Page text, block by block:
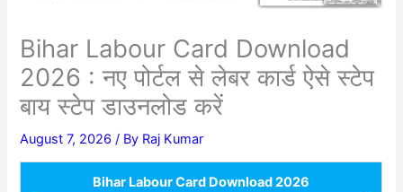
Bihar Labour Card Download
2026 : नए पोर्टल से लेबर कार्ड ऐसे स्टेप
बाय स्टेप डाउनलोड करें
August 7, 2026/ By Raj Kumar
Bihar Labour Card Download 2026